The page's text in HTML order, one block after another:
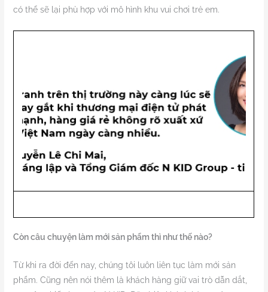
có thể sẽ lại phù hợp với mô hình khu vui chơi trẻ em.
Còn câu chuyện làm mới sản phẩm thì như thế nào?
Từ khi ra đời đến nay, chúng tôi luôn liên tục làm mới sản
phẩm. Cũng nên nói thêm là khách hàng giữ vai trò dẫn dắt,